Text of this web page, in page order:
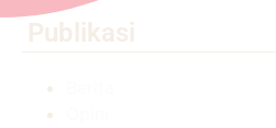
Publikasi